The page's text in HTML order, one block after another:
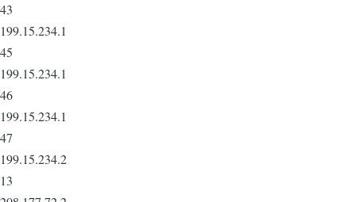
43
199.15.234.1
45
199.15.234.1
46
199.15.234.1
47
199.15.234.2
13